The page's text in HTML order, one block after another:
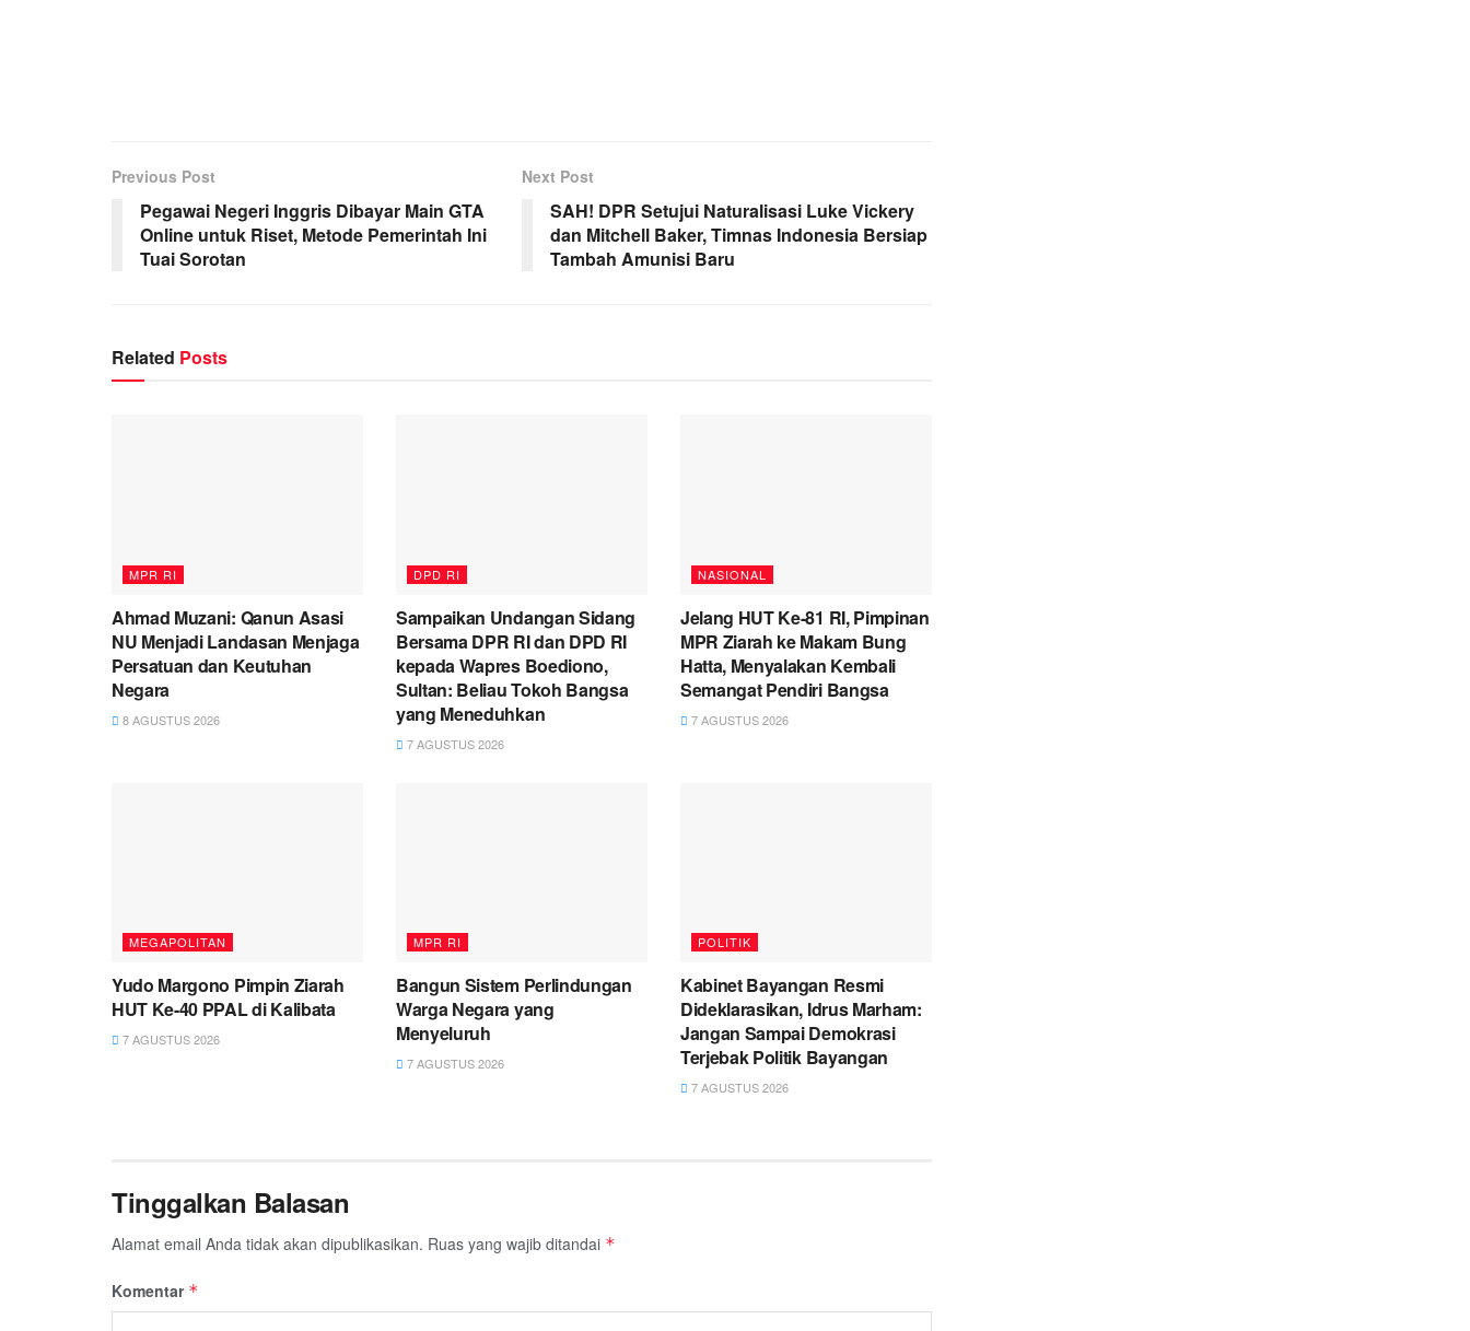
Previous Post
Pegawai Negeri Inggris Dibayar Main GTA
Online untuk Riset, Metode Pemerintah Ini
Tuai Sorotan
Next Post
SAH! DPR Setujui Naturalisasi Luke Vickery
dan Mitchell Baker, Timnas Indonesia Bersiap
Tambah Amunisi Baru
Related Posts
MPR RI
Ahmad Muzani: Qanun Asasi
NU Menjadi Landasan Menjaga
Persatuan dan Keutuhan
Negara
8 AGUSTUS 2026
DPD RI
Sampaikan Undangan Sidang
Bersama DPR RI dan DPD RI
kepada Wapres Boediono,
Sultan: Beliau Tokoh Bangsa
yang Meneduhkan
7 AGUSTUS 2026
NASIONAL
Jelang HUT Ke-81 RI, Pimpinan
MPR Ziarah ke Makam Bung
Hatta, Menyalakan Kembali
Semangat Pendiri Bangsa
7 AGUSTUS 2026
MEGAPOLITAN
Yudo Margono Pimpin Ziarah
HUT Ke-40 PPAL di Kalibata
7 AGUSTUS 2026
MPR RI
Bangun Sistem Perlindungan
Warga Negara yang
Menyeluruh
7 AGUSTUS 2026
POLITIK
Kabinet Bayangan Resmi
Dideklarasikan, Idrus Marham:
Jangan Sampai Demokrasi
Terjebak Politik Bayangan
7 AGUSTUS 2026
Tinggalkan Balasan
Alamat email Anda tidak akan dipublikasikan. Ruas yang wajib ditandai *
Komentar *